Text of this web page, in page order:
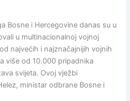
Bosne i Hercegovine danas su u
u multinacionalnoj vojnoj
najvećih i najznačajnijih vojnih
više od 10.000 pripadnika
svijeta. Ovoj vježbi
ministar odbrane Bosne i